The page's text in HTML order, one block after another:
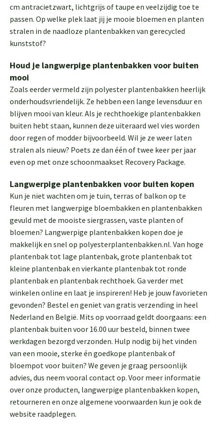
cm antracietzwart, lichtgrijs of taupe en veelzijdig toe te
passen. Op welke plek laat jij je mooie bloemen en planten
stralen in de naadloze plantenbakken van gerecycled
kunststof?
Houd je langwerpige plantenbakken voor buiten
mooi
Zoals eerder vermeld zijn polyester plantenbakken heerlijk
onderhoudsvriendelijk. Ze hebben een lange levensduur en
blijven mooi van kleur. Als je rechthoekige plantenbakken
buiten hebt staan, kunnen deze uiteraard wel vies worden
door regen of modder bijvoorbeeld. Wil je ze weer laten
stralen als nieuw? Poets ze dan één of twee keer per jaar
even op met onze schoonmaakset Recovery Package.
Langwerpige plantenbakken voor buiten kopen
Kun je niet wachten om je tuin, terras of balkon op te
fleuren met langwerpige bloembakken en plantenbakken
gevuld met de mooiste siergrassen, vaste planten of
bloemen? Langwerpige plantenbakken kopen doe je
makkelijk en snel op polyesterplantenbakken.nl. Van hoge
plantenbak tot lage plantenbak, grote plantenbak tot
kleine plantenbak en vierkante plantenbak tot ronde
plantenbak en plantenbak rechthoek. Ga verder met
winkelen online en laat je inspireren! Heb je jouw favorieten
gevonden? Bestel en geniet van gratis verzending in heel
Nederland en België. Mits op voorraad geldt doorgaans: een
plantenbak buiten voor 16.00 uur besteld, binnen twee
werkdagen bezorgd verzonden. Hulp nodig bij het vinden
van een mooie, sterke én goedkope plantenbak of
bloempot voor buiten? We geven je graag persoonlijk
advies, dus neem vooral contact op. Voor meer informatie
over onze producten, langwerpige plantenbakken kopen,
retourneren en onze algemene voorwaarden kun je ook de
website raadplegen.